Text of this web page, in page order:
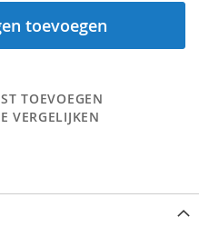
toevoegen
TOEVOEGEN
VERGELIJKEN